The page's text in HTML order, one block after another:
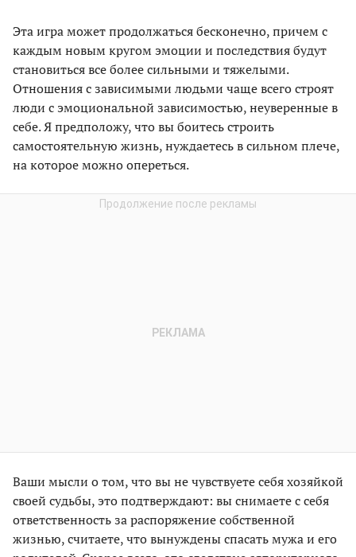
Эта игра может продолжаться бесконечно, причем с
каждым новым кругом эмоции и последствия будут
становиться все более сильными и тяжелыми.
Отношения с зависимыми людьми чаще всего строят
люди с эмоциональной зависимостью, неуверенные в
себе. Я предположу, что вы боитесь строить
самостоятельную жизнь, нуждаетесь в сильном плече,
на которое можно опереться.
Ваши мысли о том, что вы не чувствуете себя хозяйкой
своей судьбы, это подтверждают: вы снимаете с себя
ответственность за распоряжение собственной
жизнью, считаете, что вынуждены спасать мужа и его